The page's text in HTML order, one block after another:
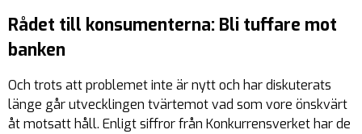
Rådet till konsumenterna: Bli tuffare mot
banken
Och trots att problemet inte är nytt och har diskuterats
länge går utvecklingen tvärtemot vad som vore önskvärt
åt motsatt håll. Enligt siffror från Konkurrensverket har de